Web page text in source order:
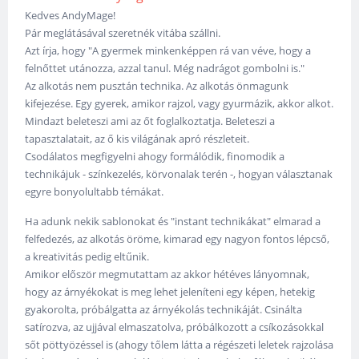
Kedves AndyMage!
Pár meglátásával szeretnék vitába szállni.
Azt írja, hogy "A gyermek minkenképpen rá van véve, hogy a
felnőttet utánozza, azzal tanul. Még nadrágot gombolni is."
Az alkotás nem pusztán technika. Az alkotás önmagunk
kifejezése. Egy gyerek, amikor rajzol, vagy gyurmázik, akkor alkot.
Mindazt beleteszi ami az őt foglalkoztatja. Beleteszi a
tapasztalatait, az ő kis világának apró részleteit.
Csodálatos megfigyelni ahogy formálódik, finomodik a
technikájuk - színkezelés, körvonalak terén -, hogyan választanak
egyre bonyolultabb témákat.
Ha adunk nekik sablonokat és "instant technikákat" elmarad a
felfedezés, az alkotás öröme, kimarad egy nagyon fontos lépcső,
a kreativitás pedig eltűnik.
Amikor először megmutattam az akkor hétéves lányomnak,
hogy az árnyékokat is meg lehet jeleníteni egy képen, hetekig
gyakorolta, próbálgatta az árnyékolás technikáját. Csinálta
satírozva, az ujjával elmaszatolva, próbálkozott a csíkozásokkal
sőt pöttyözéssel is (ahogy tőlem látta a régészeti leletek rajzolása